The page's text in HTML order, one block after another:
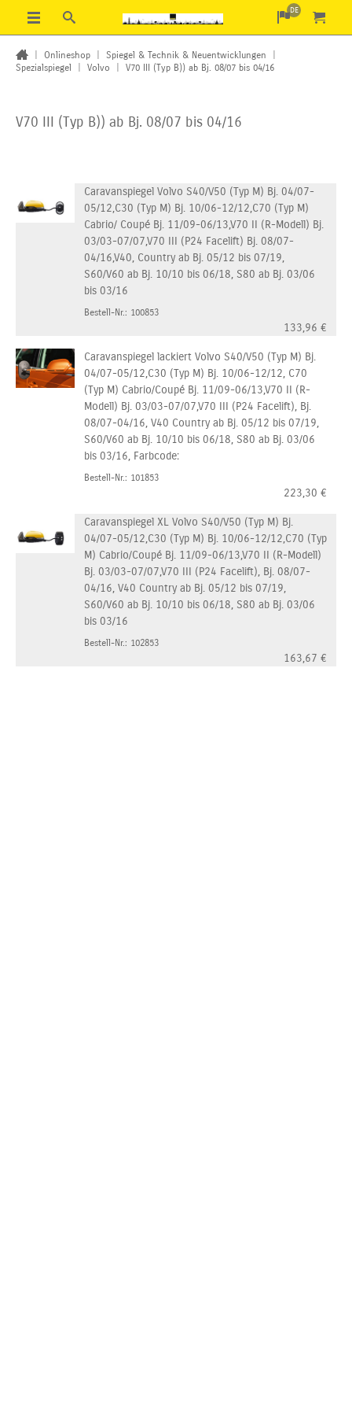
DE
Onlineshop Spiegel & Technik & Neuentwicklungen
Spezialspiegel
Volvo V70 III (Typ B)) ab Bj. 08/07 bis 04/16
V70 III (Typ B)) ab Bj. 08/07 bis 04/16
Caravanspiegel Volvo S40/V50 (Typ M) Bj. 04/07-
05/12,C30 (Typ M) Bj. 10/06-12/12,C70 (Typ M)
Cabrio/ Coupé Bj. 11/09-06/13,V70 II (R-Modell) Bj.
03/03-07/07,V70 III (P24 Facelift) Bj. 08/07-
04/16,V40, Country ab Bj. 05/12 bis 07/19,
S60/V60 ab Bj. 10/10 bis 06/18, S80 ab Bj. 03/06
bis 03/16
Bestell-Nr.: 100853
133,96 €
Caravanspiegel lackiert Volvo S40/V50 (Typ M) Bj.
04/07-05/12,C30 (Typ M) Bj. 10/06-12/12, C70
(Typ M) Cabrio/Coupé Bj. 11/09-06/13,V70 II (R-
Modell) Bj. 03/03-07/07,V70 III (P24 Facelift), Bj.
08/07-04/16, V40 Country ab Bj. 05/12 bis 07/19,
S60/V60 ab Bj. 10/10 bis 06/18, S80 ab Bj. 03/06
bis 03/16, Farbcode:
Bestell-Nr.: 101853
223,30 €
Caravanspiegel XL Volvo S40/V50 (Typ M) Bj.
04/07-05/12,C30 (Typ M) Bj. 10/06-12/12,C70 (Typ
M) Cabrio/Coupé Bj. 11/09-06/13,V70 II (R-Modell)
Bj. 03/03-07/07,V70 III (P24 Facelift), Bj. 08/07-
04/16, V40 Country ab Bj. 05/12 bis 07/19,
S60/V60 ab Bj. 10/10 bis 06/18, S80 ab Bj. 03/06
bis 03/16
Bestell-Nr.: 102853
163,67 €